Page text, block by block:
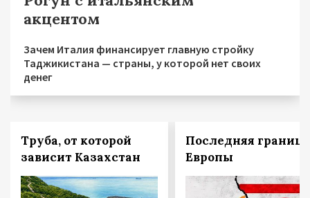
акцентом
Зачем Италия финансирует главную стройку
Таджикистана — страны, у которой нет своих
денег
Труба, от которой
зависит Казахстан
Последняя граница
Европы